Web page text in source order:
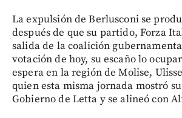
La expulsión de Berlusconi se
después de que su partido, Forza
salida de la coalición
votación de hoy, su escaño lo
espera en la región de Molise,
quien esta misma jornada mostró
Gobierno de Letta y se alineó con